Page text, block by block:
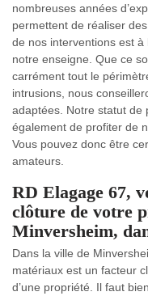
nombreuses années
permettent de réaliser
de nos interventions est à
notre enseigne. Que ce
carrément tout le
intrusions, nous
adaptées. Notre statut de
également de profiter de
Vous pouvez donc être
amateurs.
RD Elagage 67,
clôture de votre
Minversheim,
Dans la ville de
matériaux est un facteur
d’une propriété. Il faut